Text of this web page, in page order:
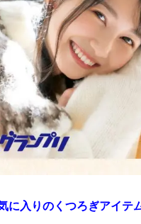
に入りのくつろぎアイテ